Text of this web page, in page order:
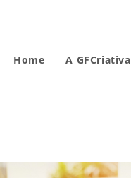
Home A GFCriativa